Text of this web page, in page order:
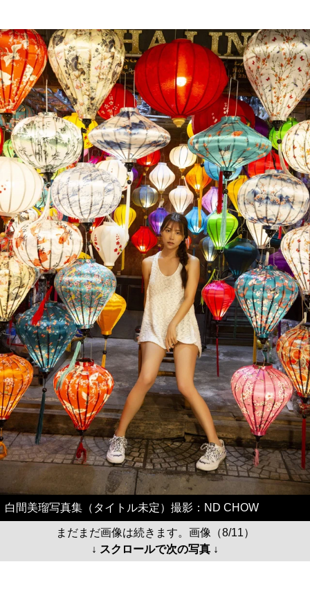
白間美瑠写真集（タイトル未定）撮影：ND CHOW
まだまだ画像は続きます。画像（8/11）
↓ スクロールで次の写真 ↓